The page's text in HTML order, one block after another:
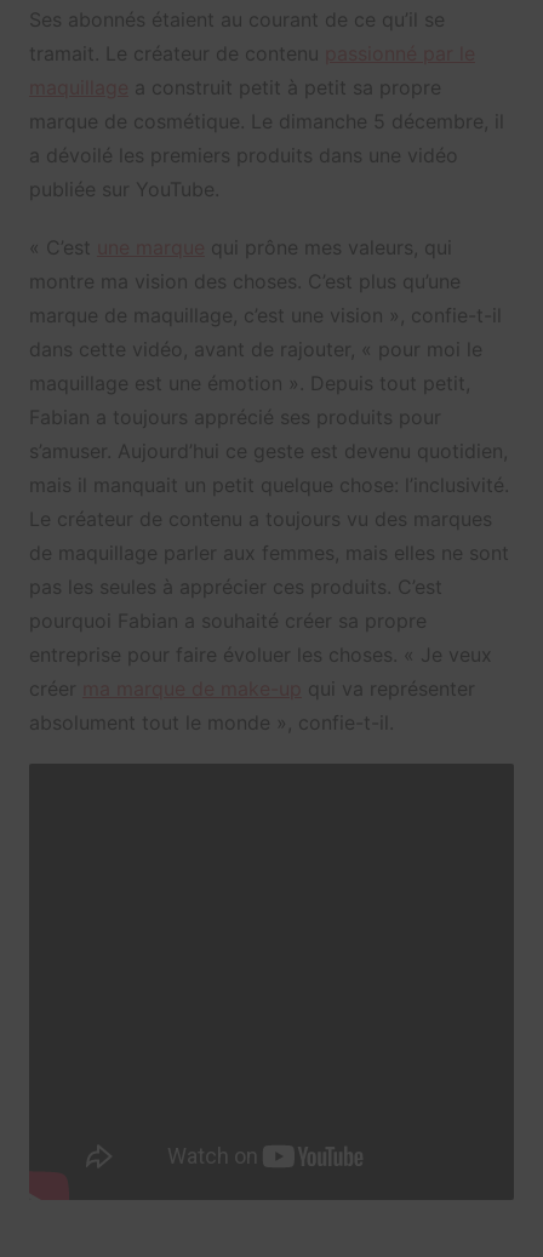
Ses abonnés étaient au courant de ce qu’il se
tramait. Le créateur de contenu
a construit petit à petit sa propre
marque de cosmétique. Le dimanche 5 décembre, il
a dévoilé les premiers produits dans une vidéo
publiée sur YouTube.
« C’est
qui prône mes valeurs, qui
montre ma vision des choses. C’est plus qu’une
marque de maquillage, c’est une vision », confie-t-il
dans cette vidéo, avant de rajouter, « pour moi le
maquillage est une émotion ». Depuis tout petit,
Fabian a toujours apprécié ses produits pour
s’amuser. Aujourd’hui ce geste est devenu quotidien,
mais il manquait un petit quelque chose: l’inclusivité.
Le créateur de contenu a toujours vu des marques
de maquillage parler aux femmes, mais elles ne sont
pas les seules à apprécier ces produits. C’est
pourquoi Fabian a souhaité créer sa propre
entreprise pour faire évoluer les choses. « Je veux
créer
qui va représenter
absolument tout le monde », confie-t-il.